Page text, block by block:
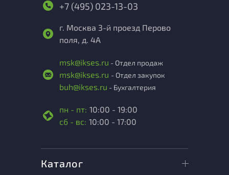
+7 (495) 023-13-03
г. Москва 3-й проезд Перово
поля, д. 4А
msk@ikses.ru - Отдел продаж
msk@ikses.ru - Отдел закупок
buh@ikses.ru - Бухгалтерия
пн - пт: 10:00 - 19:00
сб - вс: 10:00 - 17:00
Каталог